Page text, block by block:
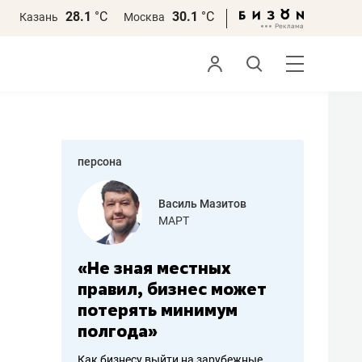
Казань 28.1 °С Москва 30.1 °С
персона
Василь Мазитов
МАРТ
«Не зная местных
правил, бизнес может
потерять минимум
полгода»